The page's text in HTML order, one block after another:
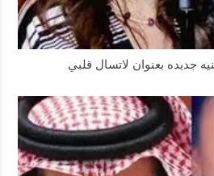
جديده بعنوان لاتسال قلبي